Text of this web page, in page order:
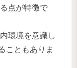
点が特徴で
環境を意識し
こともありま